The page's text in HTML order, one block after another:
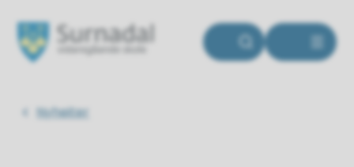
Surnadal vidaregåande skole
Du er her:
Nyheiter